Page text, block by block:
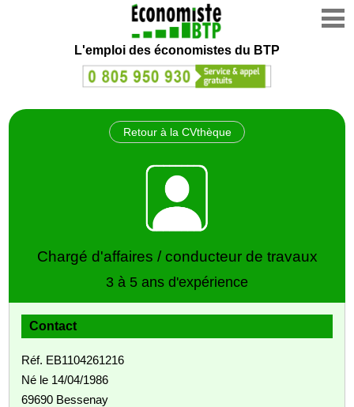
L'emploi des économistes du BTP
Retour à la CVthèque
Chargé d'affaires / conducteur de travaux
3 à 5 ans d'expérience
Contact
Réf. EB1104261216
Né le 14/04/1986
69690 Bessenay